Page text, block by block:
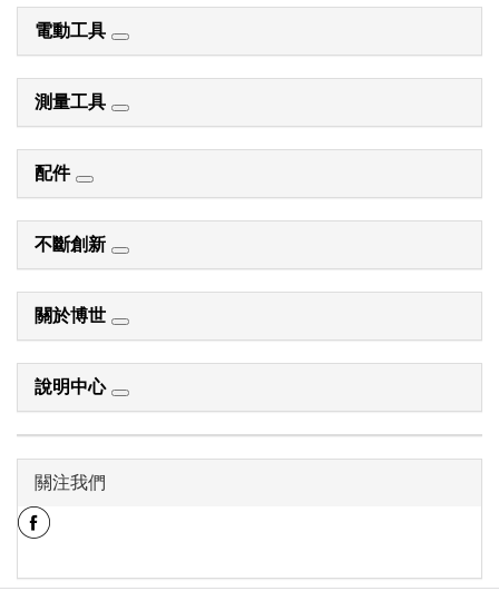
電動工具
測量工具
配件
不斷創新
關於博世
說明中心
關注我們